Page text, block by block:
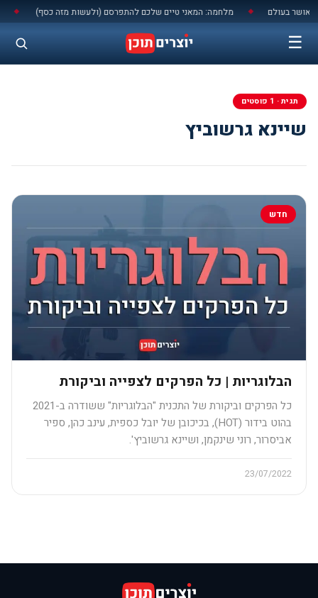
לתוכן מלחמה: המאני טיים שלכם להתפרסם (ולעשות מזה כסף) בעולם
☰
תגית · 1 פוסטים
שיינא גרשוביץ
חדש
הבלוגריות | כל הפרקים לצפייה וביקורת
כל הפרקים וביקורת של התכנית "הבלוגריות" ששודרה ב-2021
בהוט בידור (HOT), בכיכובן של יובל כספית, עינב כהן, ספיר
אביסרור, רוני שינקמן, ושיינא גרשוביץ'.
23/07/2022